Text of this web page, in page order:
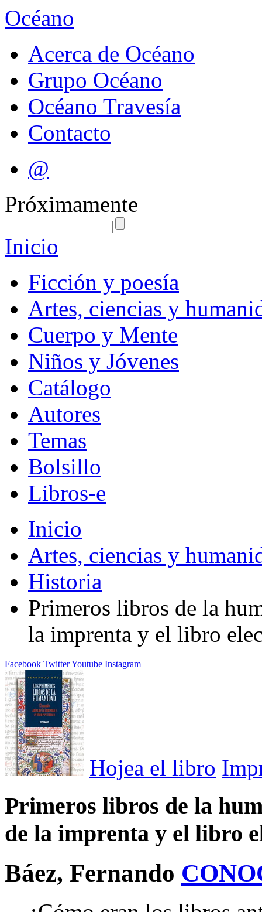
Océano
Acerca de Océano
Grupo Océano
Océano Travesía
Contacto
@
Próximamente
Inicio
Ficción y poesía
Artes, ciencias y
Cuerpo y Mente
Niños y Jóvenes
Catálogo
Autores
Temas
Bolsillo
Libros-e
Inicio
Artes, ciencias y
Historia
Primeros libros de la
la imprenta y el libro
Facebook TwitterYoutube Instagram
Hojea el libro
Primeros libros de la
de la imprenta y el libro
Báez, Fernando